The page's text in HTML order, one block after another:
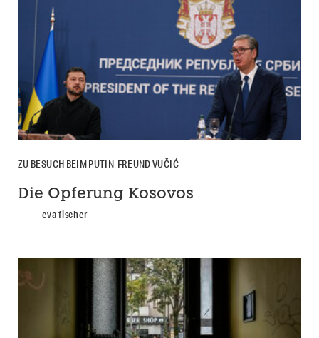
ZU BESUCH BEIM PUTIN-FREUND VUČIĆ
Die Opferung Kosovos
eva fischer